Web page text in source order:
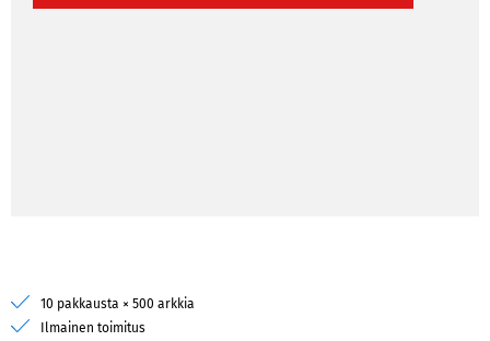
10 pakkausta × 500 arkkia
Ilmainen toimitus